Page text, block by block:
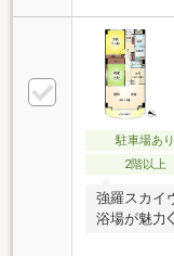
駐車場あり
2階以上
強羅スカイ
浴場が魅力